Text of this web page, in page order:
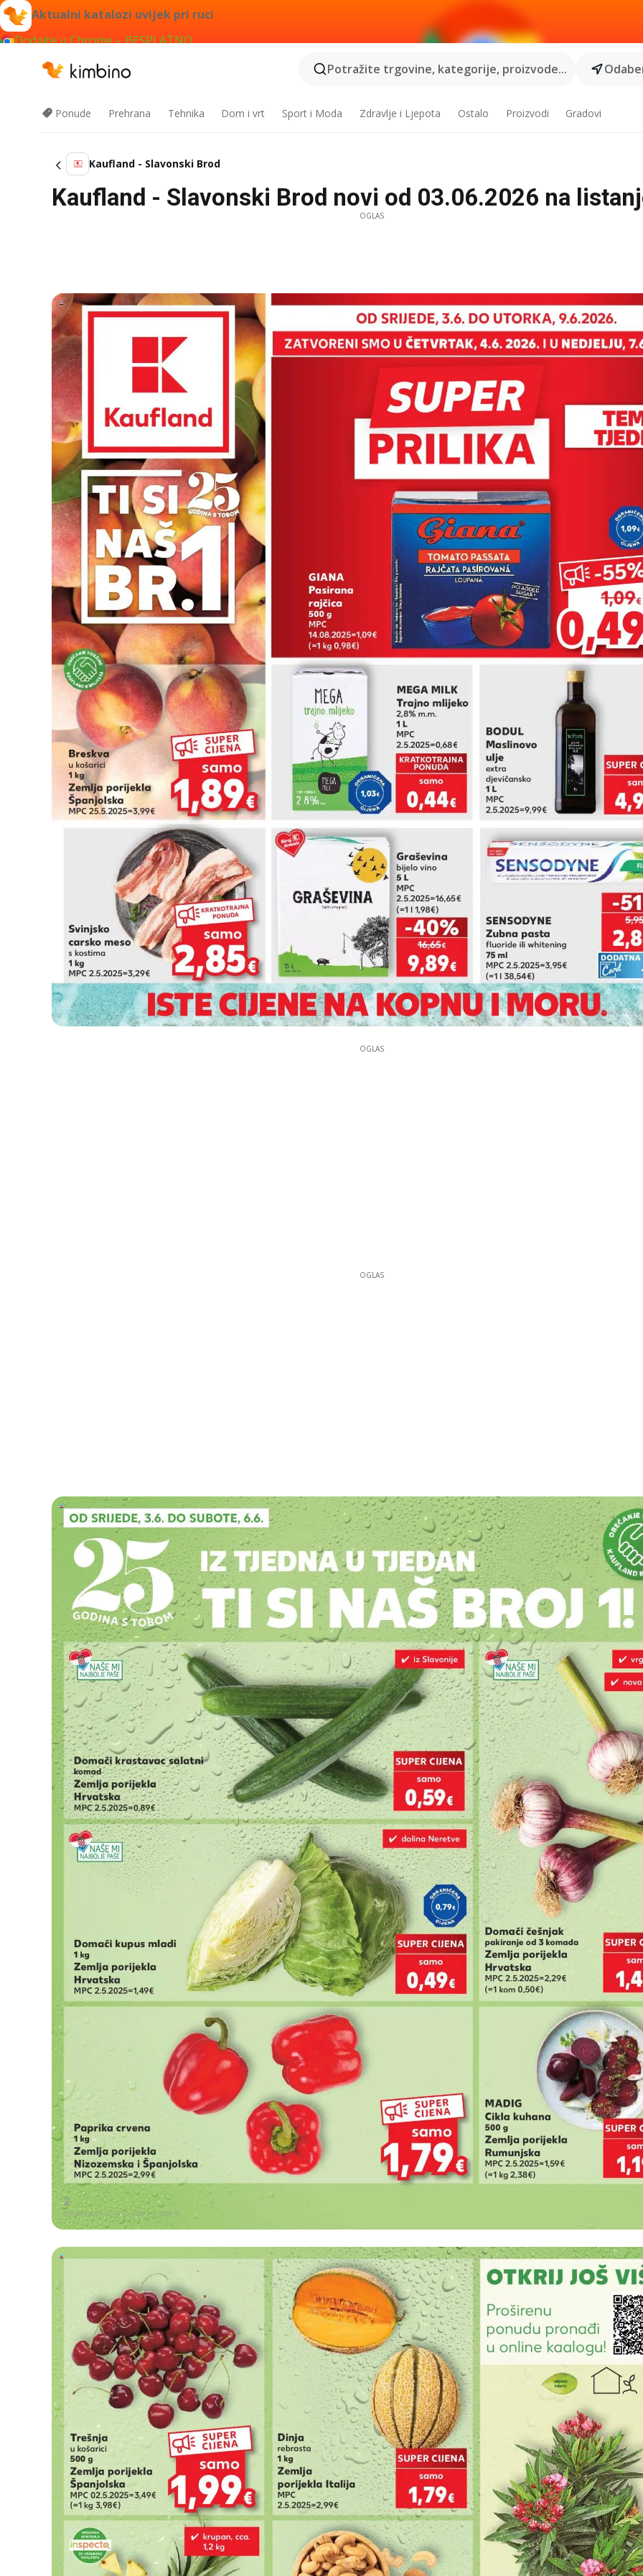
Aktualni katalozi uvijek pri ruci
Dodajte u Chrome – BESPLATNO
Potražite trgovine, kategorije, proizvode...
Ponude Prehrana Tehnika Dom i vrt Sport i Moda Zdravlje i Ljepota Ostalo Proizvodi Gradovi
Kaufland - Slavonski Brod
Kaufland - Slavonski Brod novi od 03.06.2026 na
OGLAS
OGLAS
OGLAS